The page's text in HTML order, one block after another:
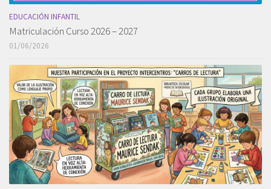
EDUCACIÓN INFANTIL
Matriculación Curso 2026 – 2027
01/06/2026